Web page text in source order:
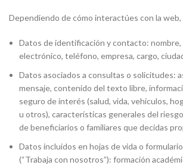
Dependiendo de cómo interactúes con la
Datos de identificación y contacto: nombre,
electrónico, teléfono, empresa, cargo,
Datos asociados a consultas o solicitudes:
mensaje, contenido del texto libre,
seguro de interés (salud, vida, vehículos,
u otros), características generales del
de beneficiarios o familiares que decidas
Datos incluidos en hojas de vida o
(“Trabaja con nosotros”): formación